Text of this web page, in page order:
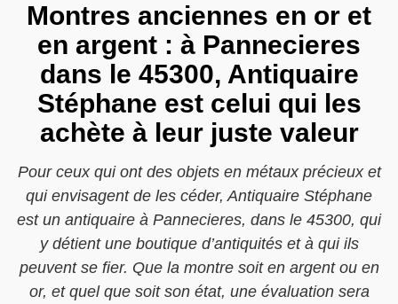
Montres anciennes en or et
en argent : à Pannecieres
dans le 45300, Antiquaire
Stéphane est celui qui les
achète à leur juste valeur
Pour ceux qui ont des objets en métaux précieux et
qui envisagent de les céder, Antiquaire Stéphane
est un antiquaire à Pannecieres, dans le 45300, qui
y détient une boutique d’antiquités et à qui ils
peuvent se fier. Que la montre soit en argent ou en
or, et quel que soit son état, une évaluation sera